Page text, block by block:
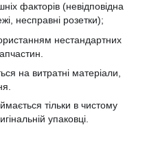
факторів (невідповідна
несправні розетки);
нестандартних
на витратні матеріали,
тільки в чистому
упаковці.